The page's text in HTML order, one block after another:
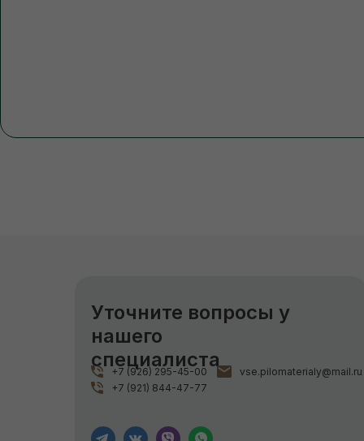
Уточните вопросы у
нашего
специалиста
vse.pilomaterialy@mail.ru
+7 (921) 844-47-77
+7 (926) 295-45-00